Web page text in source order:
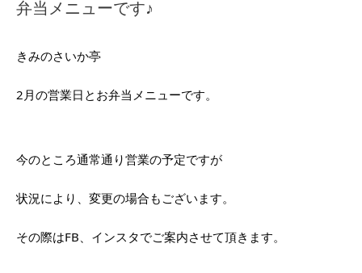
弁当メニューです♪
きみのさいか亭
2月の営業日とお弁当メニューです。
今のところ通常通り営業の予定ですが
状況により、変更の場合もございます。
その際はFB、インスタでご案内させて頂きます。